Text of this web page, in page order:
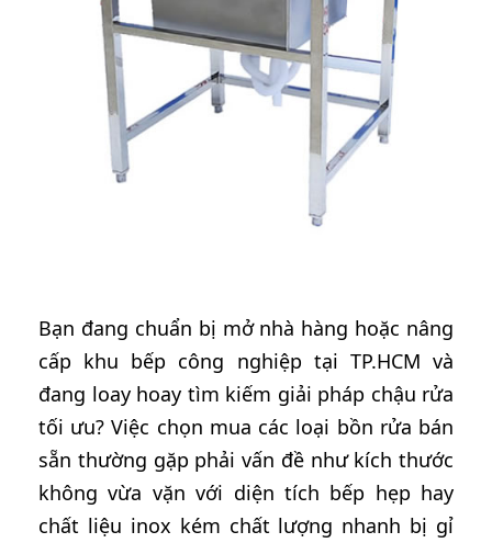
Bạn đang chuẩn bị mở nhà hàng hoặc nâng
cấp khu bếp công nghiệp tại TP.HCM và
đang loay hoay tìm kiếm giải pháp chậu rửa
tối ưu? Việc chọn mua các loại bồn rửa bán
sẵn thường gặp phải vấn đề như kích thước
không vừa vặn với diện tích bếp hẹp hay
chất liệu inox kém chất lượng nhanh bị gỉ